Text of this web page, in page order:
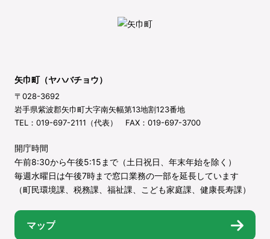
矢巾町（ヤハバチョウ）
〒028-3692
岩手県紫波郡矢巾町大字南矢幅第13地割123番地
TEL：019-697-2111（代表） FAX：019-697-3700
開庁時間
午前8:30から午後5:15まで（土日祝日、年末年始を除く）
毎週水曜日は午後7時まで窓口業務の一部を延長しています
（町民環境課、税務課、福祉課、こども家庭課、健康長寿課）
マップ